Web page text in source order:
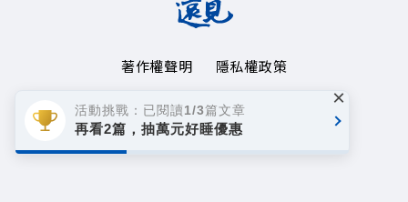
著作權聲明
隱私權政策
Copyright© 1999~2026
遠見天下文化事業群. All rights reserved.
活動挑戰：已閱讀1/3篇文章
再看2篇，抽萬元好睡優惠
×